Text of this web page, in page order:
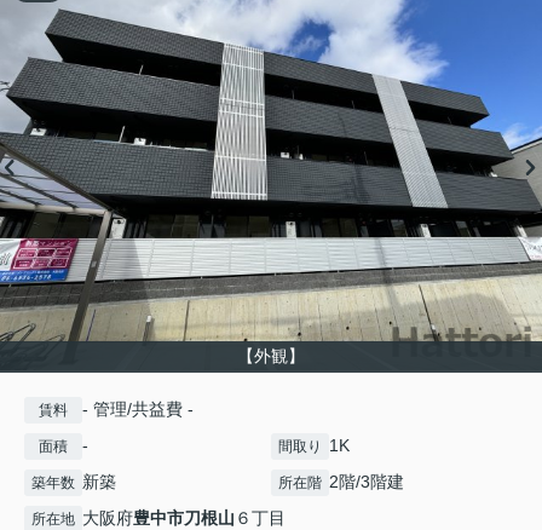
【外観】
賃料 - 管理/共益費 -
面積 - 間取り 1K
築年数 新築 所在階 2階/3階建
所在地 大阪府豊中市刀根山 ６丁目